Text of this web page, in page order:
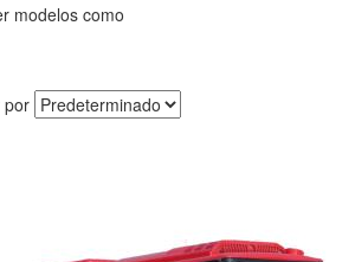
modelos como
por